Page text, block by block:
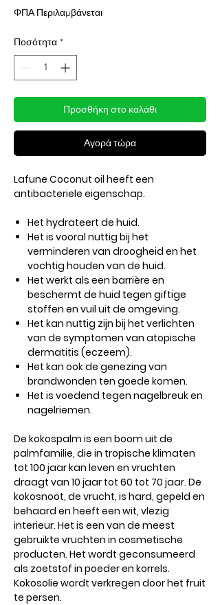
τιμή
Έκπτωσης
ΦΠΑ Περιλαμβάνεται
Ποσότητα *
Προσθήκη στο καλάθι
Αγορά τώρα
Lafune Coconut oil heeft een
antibacteriele eigenschap.
Het hydrateert de huid.
Het is vooral nuttig bij het
verminderen van droogheid en het
vochtig houden van de huid.
Het werkt als een barrière en
beschermt de huid tegen giftige
stoffen en vuil uit de omgeving.
Het kan nuttig zijn bij het verlichten
van de symptomen van atopische
dermatitis (eczeem).
Het kan ook de genezing van
brandwonden ten goede komen.
Het is voedend tegen nagelbreuk en
nagelriemen.
De kokospalm is een boom uit de
palmfamilie, die in tropische klimaten
tot 100 jaar kan leven en vruchten
draagt ​​van 10 jaar tot 60 tot 70 jaar. De
kokosnoot, de vrucht, is hard, gepeld en
behaard en heeft een wit, vlezig
interieur. Het is een van de meest
gebruikte vruchten in cosmetische
producten. Het wordt geconsumeerd
als zoetstof in poeder en korrels.
Kokosolie wordt verkregen door het fruit
te persen.